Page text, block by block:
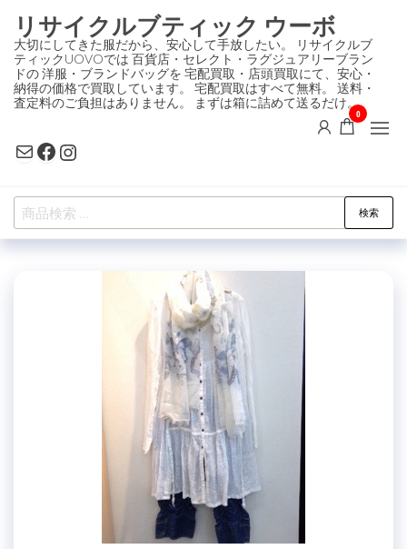
ン
テ
ン
ツ
プ
リサイクルブティック ウーボ
大切にしてきた服だから、安心して手放したい。 リサイクルブ
ティックUOVOでは 百貨店・セレクト・ラグジュアリーブラン
ドの 洋服・ブランドバッグを 宅配買取・店頭買取にて、安心・
納得の価格で買取しています。 宅配買取はすべて無料。 送料・
査定料のご負担はありません。 まずは箱に詰めて送るだけ。
MailFacebook
Instagram
0
検
索
検索